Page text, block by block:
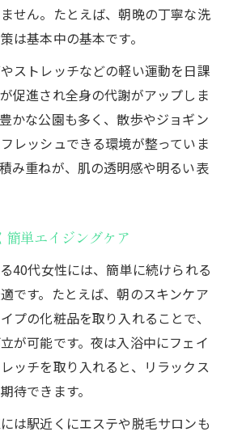
せん。たとえば、朝晩の丁寧な洗
は基本中の基本です。
ストレッチなどの軽い運動を日課
促進され全身の代謝がアップしま
かな公園も多く、散歩やジョギン
レッシュできる環境が整っていま
み重ねが、肌の透明感や明るい表
簡単エイジングケア
40代女性には、簡単に続けられる
です。たとえば、朝のスキンケア
プの化粧品を取り入れることで、
が可能です。夜は入浴中にフェイ
ッチを取り入れると、リラックス
待できます。
は駅近くにエステや脱毛サロンも